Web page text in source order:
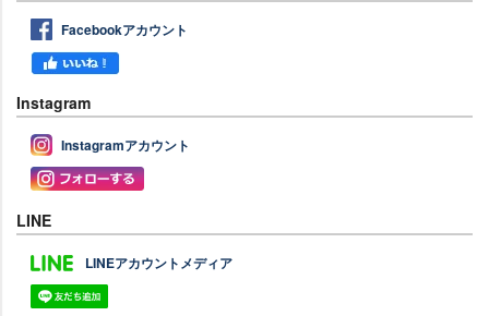
Facebookアカウント
Instagram
Instagramアカウント
LINE
LINEアカウントメディア